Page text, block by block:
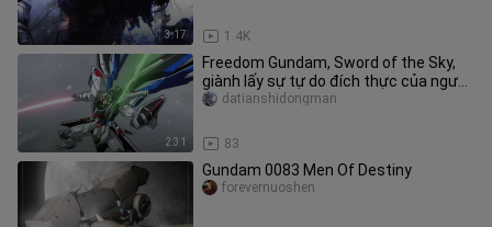
3:17 1.4K
2:31
Freedom Gundam, Sword of the Sky,
giành lấy sự tự do đích thực của người
điều chỉnh, Gundam Seed
83
datianshidongman
Gundam 0083 Men Of Destiny
forevernuoshen